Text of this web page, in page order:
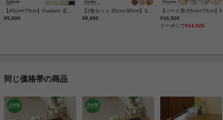
¥5,900
¥8,850
¥16,500
クーポンで¥14,025
同じ価格帯の商品